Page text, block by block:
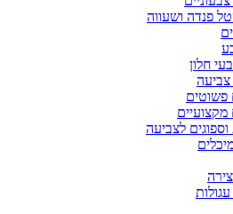
פנדה ושעווה
חלון
צביעה
פשוטים
מקצועיים
לצביעה